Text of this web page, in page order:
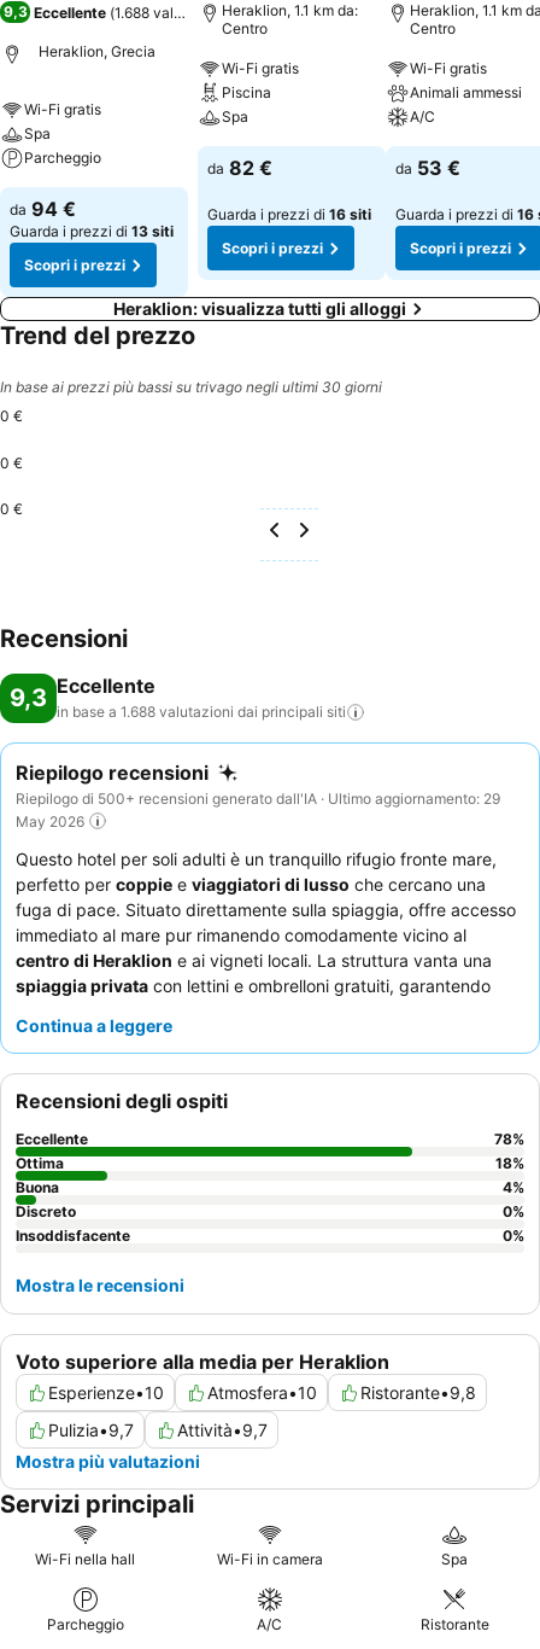
9,3 Eccellente (1.688 valutazioni)
Heraklion, Grecia
Wi-Fi gratis
Spa
Parcheggio
da 94 €
Guarda i prezzi di 13 siti
Scopri i prezzi
Heraklion, 1.1 km da:
Centro
Wi-Fi gratis
Piscina
Spa
da 82 €
Guarda i prezzi di 16 siti
Scopri i prezzi
Heraklion, 1.1 km
Centro
Wi-Fi gratis
Animali ammessi
A/C
da 53 €
Guarda i prezzi di 16
Scopri i prezzi
Heraklion: visualizza tutti gli alloggi
Trend del prezzo
In base ai prezzi più bassi su trivago negli ultimi 30 giorni
0 €
0 €
0 €
Recensioni
9,3 Eccellente
in base a 1.688 valutazioni dai principali siti
Riepilogo recensioni
Riepilogo di 500+ recensioni generato dall'IA · Ultimo aggiornamento: 29
May 2026
Questo hotel per soli adulti è un tranquillo rifugio fronte mare,
perfetto per coppie e viaggiatori di lusso che cercano una
fuga di pace. Situato direttamente sulla spiaggia, offre accesso
immediato al mare pur rimanendo comodamente vicino al
centro di Heraklion e ai vigneti locali. La struttura vanta una
spiaggia privata con lettini e ombrelloni gratuiti, garantendo
costantemente ilservizio eccezionale
particolare l'ampia colazione a buffet. Per un soggiorno migliore,
considerate di prenotare una
ampio balcone per godervi il suono rilassante delle onde e la
rinfrescante brezza marina.
Continua a leggere
Voto superiore alla media per Heraklion
Esperienze•10 Atmosfera•10 Ristorante•9,8
Pulizia•9,7 Attività•9,7
Mostra più valutazioni
Recensioni degli ospiti
Eccellente 78%
Ottima
18%
Buona
4%
Discreto
0%
Insoddisfacente
0%
Mostra le recensioni
Servizi principali
Wi-Fi nella hall Wi-Fi in camera Spa
Parcheggio A/C Ristorante